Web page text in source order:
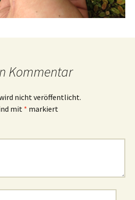
Kommentar
nicht veröffentlicht.
mit * markiert